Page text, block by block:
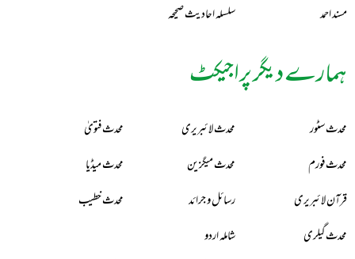
مسند احمد
سلسلہ احادیث صحیحہ
ہمارے دیگر پراجیکٹ
محدث سٹور محدث لائبریری
محدث فتویٰ
محدث فورم
محدث میگزین
محدث میڈیا
قرآن لائبریری
رسائل و جرائد
محدث خطیب
محدث گیلری
شاملہ اردو